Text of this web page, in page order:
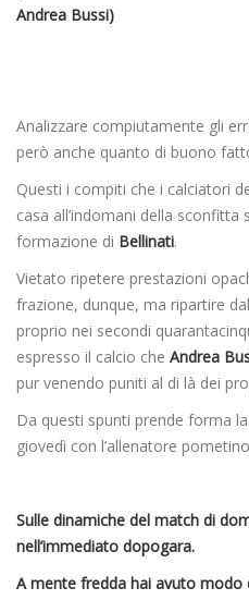
Andrea Bussi)
Analizzare compiutamente gli
però anche quanto di buono
Questi i compiti che i calciatori
casa all’indomani della sconfitta
formazione di Bellinati.
Vietato ripetere prestazioni
frazione, dunque, ma ripartire
proprio nei secondi
espresso il calcio che Andrea
pur venendo puniti al di là dei
Da questi spunti prende forma
giovedì con l’allenatore
Sulle dinamiche del match di
nell’immediato dopogara.
A mente fredda hai avuto modo